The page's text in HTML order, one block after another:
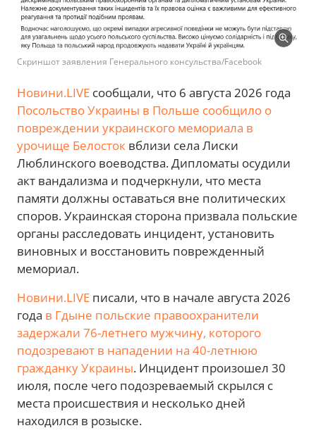
Скриншот заявления Генерального консульства/Facebook
Новини.LIVE сообщали, что 6 августа 2026 года
Посольство Украины в Польше сообщило о
повреждении украинского мемориала в
урочище Белосток вблизи села Лиски
Люблинского воеводства. Дипломаты осудили
акт вандализма и подчеркнули, что места
памяти должны оставаться вне политических
споров. Украинская сторона призвала польские
органы расследовать инцидент, установить
виновных и восстановить поврежденный
мемориал.
Новини.LIVE писали, что в начале августа 2026
года в Гдыне польские правоохранители
задержали 76-летнего мужчину, которого
подозревают в нападении на 40-летнюю
гражданку Украины. Инцидент произошел 30
июля, после чего подозреваемый скрылся с
места происшествия и несколько дней
находился в розыске.